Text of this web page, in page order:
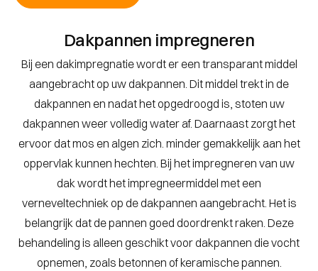
Dakpannen impregneren
Bij een dakimpregnatie wordt er een transparant middel
aangebracht op uw dakpannen. Dit middel trekt in de
dakpannen en nadat het opgedroogd is, stoten uw
dakpannen weer volledig water af. Daarnaast zorgt het
ervoor dat mos en algen zich. minder gemakkelijk aan het
oppervlak kunnen hechten. Bij het impregneren van uw
dak wordt het impregneermiddel met een
verneveltechniek op de dakpannen aangebracht. Het is
belangrijk dat de pannen goed doordrenkt raken. Deze
behandeling is alleen geschikt voor dakpannen die vocht
opnemen, zoals betonnen of keramische pannen.